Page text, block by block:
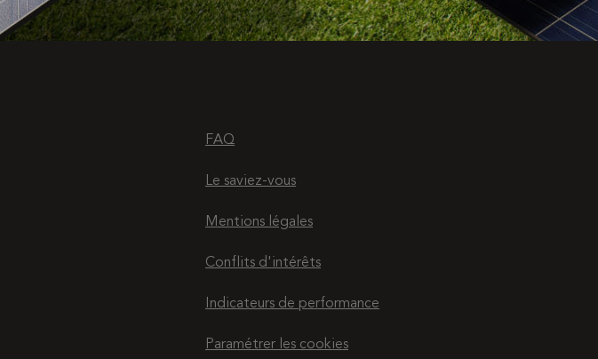
FAQ
Le saviez-vous
Mentions légales
Conflits d'intérêts
Indicateurs de performance
Paramétrer les cookies